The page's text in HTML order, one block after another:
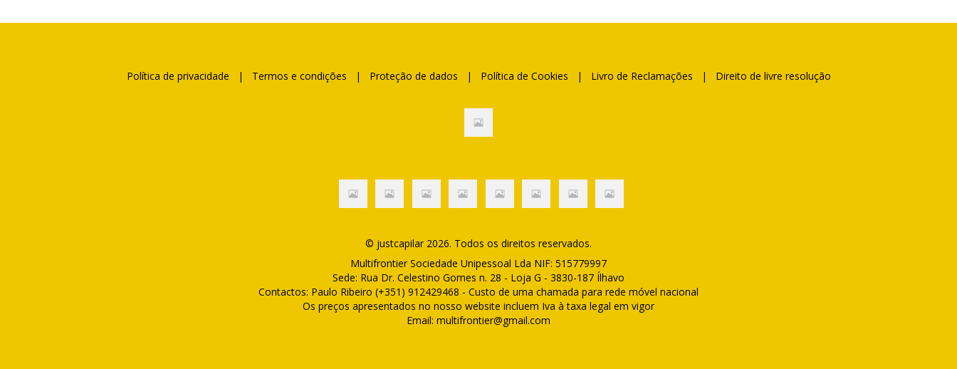
Política de privacidade | Termos e condições | Proteção de dados | Política de Cookies | Livro de Reclamações | Direito de livre resolução
© justcapilar 2026. Todos os direitos reservados.
Multifrontier Sociedade Unipessoal Lda NIF: 515779997
Sede: Rua Dr. Celestino Gomes n. 28 - Loja G - 3830-187 Ílhavo
Contactos: Paulo Ribeiro (+351) 912429468 - Custo de uma chamada para rede móvel nacional
Os preços apresentados no nosso website incluem Iva à taxa legal em vigor
Email: multifrontier@gmail.com